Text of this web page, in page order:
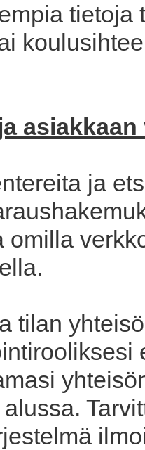
asiakkaan
ja
omilla
tilan